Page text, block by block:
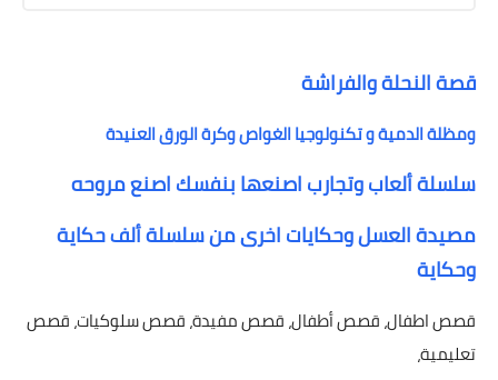
قصة النحلة والفراشة
ومظلة الدمية و تكنولوجيا الغواص وكرة الورق العنيدة
سلسلة ألعاب وتجارب اصنعها بنفسك اصنع مروحه
مصيدة العسل وحكايات اخرى من سلسلة ألف حكاية
وحكاية
قصص اطفال، قصص أطفال، قصص مفيدة، قصص سلوكيات، قصص
تعليمية،